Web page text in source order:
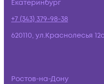
Екатеринбург
+7 (343) 379-98-38
620110, ул.Краснолесья
Ростов-на-Дону